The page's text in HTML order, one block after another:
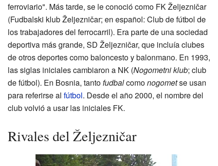
ferroviario". Más tarde, se le conoció como FK Željezničar
(Fudbalski klub Željezničar; en español: Club de fútbol de
los trabajadores del ferrocarril). Era parte de una sociedad
deportiva más grande, SD Željezničar, que incluía clubes
de otros deportes como baloncesto y balonmano. En 1993,
las siglas iniciales cambiaron a NK (Nogometni klub; club
de fútbol). En Bosnia, tanto fudbalcomonogometse usan
para referirse al fútbol. Desde el año 2000, el nombre del
club volvió a usar las iniciales FK.
Rivales del Željezničar